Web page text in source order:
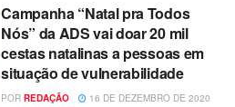
Campanha “Natal pra Todos
Nós” da ADS vai doar 20 mil
cestas natalinas a pessoas em
situação de vulnerabilidade
POR REDAÇÃO 16 DE DEZEMBRO DE 2020